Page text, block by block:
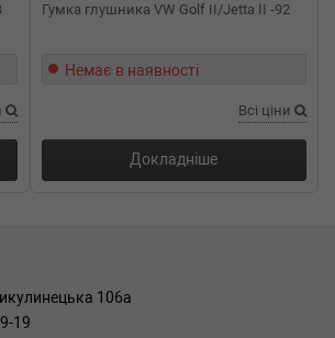
Гумка глушника VW Golf II/Jetta II -92
Немає в наявності
Всі ціни
Докладніше
106а
19